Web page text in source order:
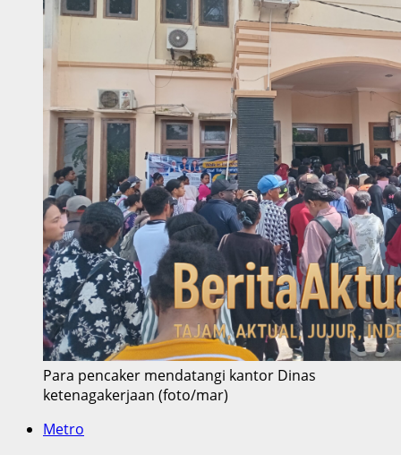
Para pencaker mendatangi kantor Dinas
ketenagakerjaan (foto/mar)
Metro